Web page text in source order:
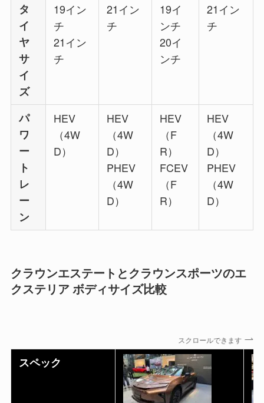
タ
イ
ヤ
サ
イ
ズ
19イン
チ
21イン
チ
21イン
チ
19イ
ンチ
20イ
ンチ
21イン
チ
パ
ワ
ー
ト
レ
ー
ン
HEV
（4W
D）
HEV
（4W
D）
PHEV
（4W
D）
HEV
（F
R）
FCEV
（F
R）
HEV
（4W
D）
PHEV
（4W
D）
クラウンエステートとクラウンスポーツのエ
クステリア ボディサイズ比較
スクロールできます
スペック